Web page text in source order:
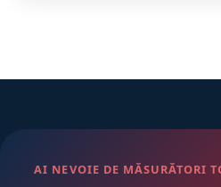
AI NEVOIE DE MĂSURĂTORI